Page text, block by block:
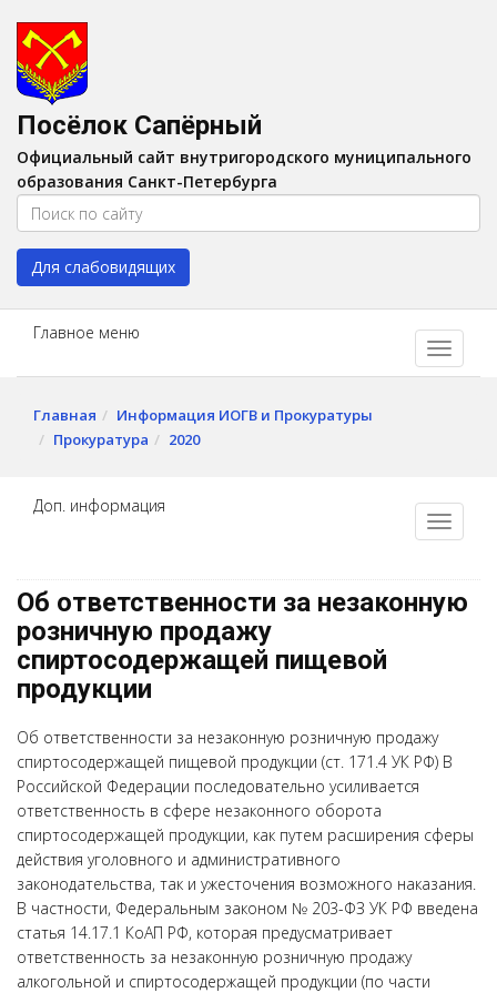
Изображения:
Цвет:A A
Посёлок Сапёрный
Официальный сайт внутригородского муниципального
образования Санкт-Петербурга
Для слабовидящих
Главное меню
Главная
Информация ИОГВ и Прокуратуры
Прокуратура
2020
Доп. информация
Об ответственности за незаконную
розничную продажу
спиртосодержащей пищевой
продукции
Об ответственности за незаконную розничную продажу
спиртосодержащей пищевой продукции (ст. 171.4 УК РФ) В
Российской Федерации последовательно усиливается
ответственность в сфере незаконного оборота
спиртосодержащей продукции, как путем расширения сферы
действия уголовного и административного
законодательства, так и ужесточения возможного наказания.
В частности, Федеральным законом № 203-ФЗ УК РФ введена
статья 14.17.1 КоАП РФ, которая предусматривает
ответственность за незаконную розничную продажу
алкогольной и спиртосодержащей продукции (по части